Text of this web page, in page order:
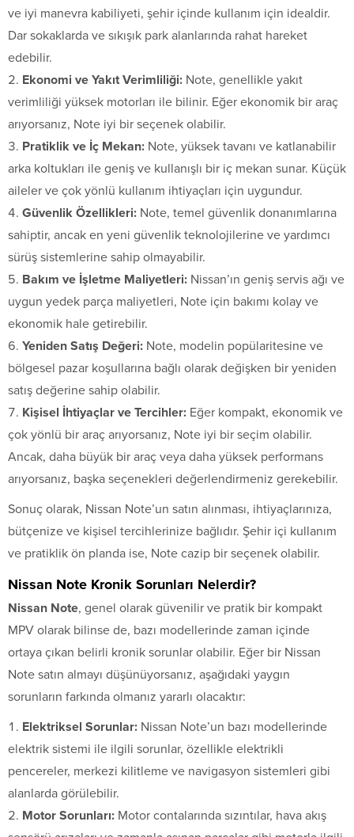
ve iyi manevra kabiliyeti, şehir içinde kullanım için idealdir.
Dar sokaklarda ve sıkışık park alanlarında rahat hareket
edebilir.
Ekonomi ve Yakıt Verimliliği: Note, genellikle yakıt
verimliliği yüksek motorları ile bilinir. Eğer ekonomik bir araç
arıyorsanız, Note iyi bir seçenek olabilir.
Pratiklik ve İç Mekan: Note, yüksek tavanı ve katlanabilir
arka koltukları ile geniş ve kullanışlı bir iç mekan sunar. Küçük
aileler ve çok yönlü kullanım ihtiyaçları için uygundur.
Güvenlik Özellikleri: Note, temel güvenlik donanımlarına
sahiptir, ancak en yeni güvenlik teknolojilerine ve yardımcı
sürüş sistemlerine sahip olmayabilir.
Bakım ve İşletme Maliyetleri: Nissan’ın geniş servis ağı ve
uygun yedek parça maliyetleri, Note için bakımı kolay ve
ekonomik hale getirebilir.
Yeniden Satış Değeri: Note, modelin popülaritesine ve
bölgesel pazar koşullarına bağlı olarak değişken bir yeniden
satış değerine sahip olabilir.
Kişisel İhtiyaçlar ve Tercihler: Eğer kompakt, ekonomik ve
çok yönlü bir araç arıyorsanız, Note iyi bir seçim olabilir.
Ancak, daha büyük bir araç veya daha yüksek performans
arıyorsanız, başka seçenekleri değerlendirmeniz gerekebilir.
Sonuç olarak, Nissan Note’un satın alınması, ihtiyaçlarınıza,
bütçenize ve kişisel tercihlerinize bağlıdır. Şehir içi kullanım
ve pratiklik ön planda ise, Note cazip bir seçenek olabilir.
Nissan Note Kronik Sorunları Nelerdir?
Nissan Note, genel olarak güvenilir ve pratik bir kompakt
MPV olarak bilinse de, bazı modellerinde zaman içinde
ortaya çıkan belirli kronik sorunlar olabilir. Eğer bir Nissan
Note satın almayı düşünüyorsanız, aşağıdaki yaygın
sorunların farkında olmanız yararlı olacaktır:
Elektriksel Sorunlar: Nissan Note’un bazı modellerinde
elektrik sistemi ile ilgili sorunlar, özellikle elektrikli
pencereler, merkezi kilitleme ve navigasyon sistemleri gibi
alanlarda görülebilir.
Motor Sorunları: Motor contalarında sızıntılar, hava akış